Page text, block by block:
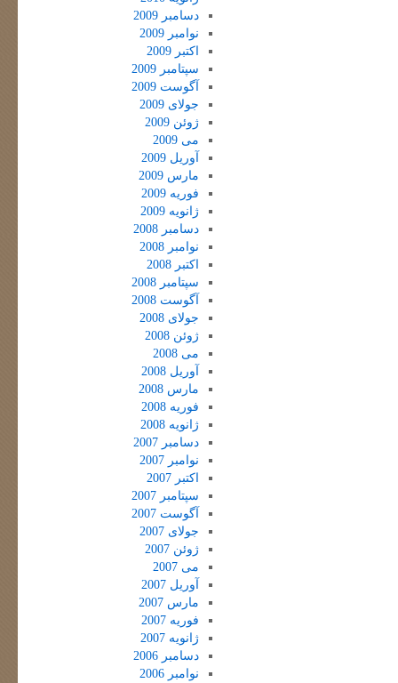
دسامبر 2009
نوامبر 2009
اکتبر 2009
سپتامبر 2009
آگوست 2009
جولای 2009
ژوئن 2009
می 2009
آوریل 2009
مارس 2009
فوریه 2009
ژانویه 2009
دسامبر 2008
نوامبر 2008
اکتبر 2008
سپتامبر 2008
آگوست 2008
جولای 2008
ژوئن 2008
می 2008
آوریل 2008
مارس 2008
فوریه 2008
ژانویه 2008
دسامبر 2007
نوامبر 2007
اکتبر 2007
سپتامبر 2007
آگوست 2007
جولای 2007
ژوئن 2007
می 2007
آوریل 2007
مارس 2007
فوریه 2007
ژانویه 2007
دسامبر 2006
نوامبر 2006